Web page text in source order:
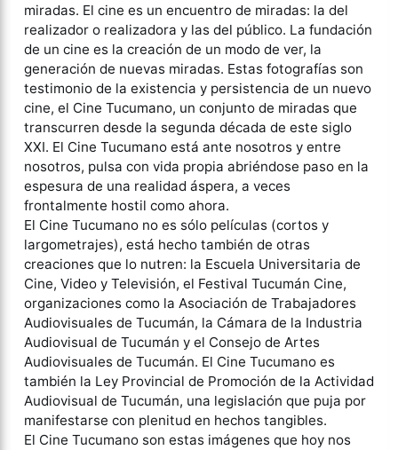
miradas. El cine es un encuentro de miradas: la del
realizador o realizadora y las del público. La fundación
de un cine es la creación de un modo de ver, la
generación de nuevas miradas. Estas fotografías son
testimonio de la existencia y persistencia de un nuevo
cine, el Cine Tucumano, un conjunto de miradas que
transcurren desde la segunda década de este siglo
XXI. El Cine Tucumano está ante nosotros y entre
nosotros, pulsa con vida propia abriéndose paso en la
espesura de una realidad áspera, a veces
frontalmente hostil como ahora.
El Cine Tucumano no es sólo películas (cortos y
largometrajes), está hecho también de otras
creaciones que lo nutren: la Escuela Universitaria de
Cine, Video y Televisión, el Festival Tucumán Cine,
organizaciones como la Asociación de Trabajadores
Audiovisuales de Tucumán, la Cámara de la Industria
Audiovisual de Tucumán y el Consejo de Artes
Audiovisuales de Tucumán. El Cine Tucumano es
también la Ley Provincial de Promoción de la Actividad
Audiovisual de Tucumán, una legislación que puja por
manifestarse con plenitud en hechos tangibles.
El Cine Tucumano son estas imágenes que hoy nos